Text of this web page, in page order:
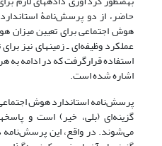
حاضر، از دو پرسش‌نامۀ
هوش اجتماعی برای تعیین میزان
عملکرد وظیفه‌ای ـ زمینه­ای نیز
استفاده قرارگرفت که در ادامه به
اشاره شده است.
گزینه‌ای (بلی، خیر) است و